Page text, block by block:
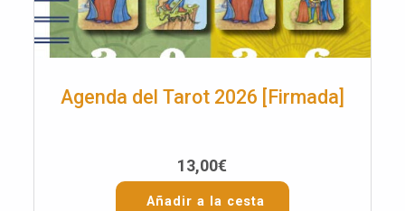
Agenda del Tarot 2026 [Firmada]
13,00€
Añadir a la cesta